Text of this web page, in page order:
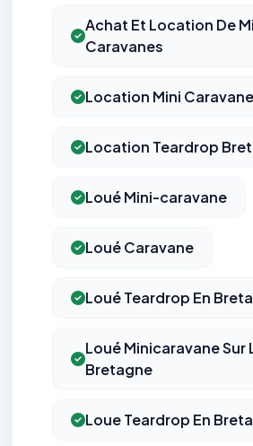
Achat Et Location De
Caravanes
Location Mini
Location Teardrop
Loué Mini-caravane
Loué Caravane
Loué Teardrop En
Loué Minicaravane Sur
Bretagne
Loue Teardrop En